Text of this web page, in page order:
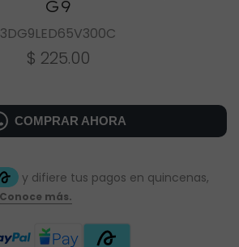
G9
3DG9LED65V300C
$ 225.00
COMPRAR AHORA